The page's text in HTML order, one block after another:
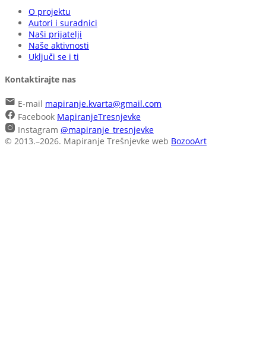
O projektu
Autori i suradnici
Naši prijatelji
Naše aktivnosti
Uključi se i ti
Kontaktirajte nas
E-mail mapiranje.kvarta@gmail.com
Facebook MapiranjeTresnjevke
Instagram @mapiranje_tresnjevke
© 2013.–2026. Mapiranje Trešnjevke web BozooArt